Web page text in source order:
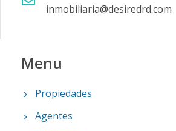
inmobiliaria@desiredrd.com
Menu
Propiedades
Agentes